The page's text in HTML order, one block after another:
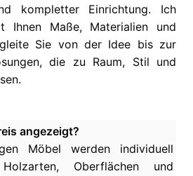
kompletter Einrichtung. Ich
Ihnen Maße, Materialien und
Sie von der Idee bis zur
die zu Raum, Stil und
angezeigt?
Möbel werden individuell
Oberflächen und